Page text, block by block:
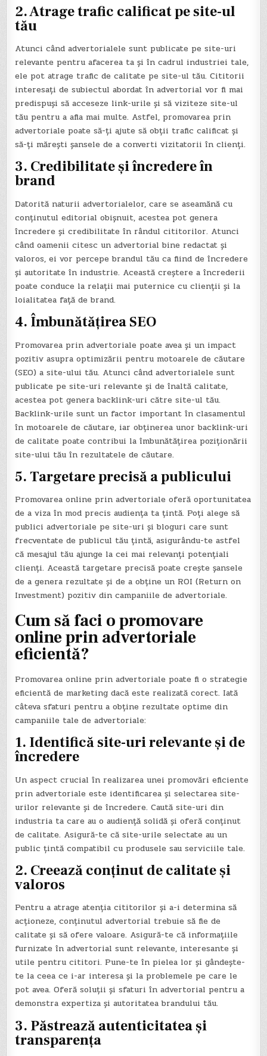
2. Atrage trafic calificat pe site-ul
tău
Atunci când advertorialele sunt publicate pe site-uri
relevante pentru afacerea ta și în cadrul industriei tale,
ele pot atrage trafic de calitate pe site-ul tău. Cititorii
interesați de subiectul abordat în advertorial vor fi mai
predispuși să acceseze link-urile și să viziteze site-ul
tău pentru a afla mai multe. Astfel, promovarea prin
advertoriale poate să-ți ajute să obții trafic calificat și
să-ți mărești șansele de a converti vizitatorii în clienți.
3. Credibilitate și încredere în
brand
Datorită naturii advertorialelor, care se aseamănă cu
conținutul editorial obișnuit, acestea pot genera
încredere și credibilitate în rândul cititorilor. Atunci
când oamenii citesc un advertorial bine redactat și
valoros, ei vor percepe brandul tău ca fiind de încredere
și autoritate în industrie. Această creștere a încrederii
poate conduce la relații mai puternice cu clienții și la
loialitatea față de brand.
4. Îmbunătățirea SEO
Promovarea prin advertoriale poate avea și un impact
pozitiv asupra optimizării pentru motoarele de căutare
(SEO) a site-ului tău. Atunci când advertorialele sunt
publicate pe site-uri relevante și de înaltă calitate,
acestea pot genera backlink-uri către site-ul tău.
Backlink-urile sunt un factor important în clasamentul
în motoarele de căutare, iar obținerea unor backlink-uri
de calitate poate contribui la îmbunătățirea poziționării
site-ului tău în rezultatele de căutare.
5. Targetare precisă a publicului
Promovarea online prin advertoriale oferă oportunitatea
de a viza în mod precis audiența ta țintă. Poți alege să
publici advertoriale pe site-uri și bloguri care sunt
frecventate de publicul tău țintă, asigurându-te astfel
că mesajul tău ajunge la cei mai relevanți potențiali
clienți. Această targetare precisă poate crește șansele
de a genera rezultate și de a obține un ROI (Return on
Investment) pozitiv din campaniile de advertoriale.
Cum să faci o promovare
online prin advertoriale
eficientă?
Promovarea online prin advertoriale poate fi o strategie
eficientă de marketing dacă este realizată corect. Iată
câteva sfaturi pentru a obține rezultate optime din
campaniile tale de advertoriale:
1. Identifică site-uri relevante și de
încredere
Un aspect crucial în realizarea unei promovări eficiente
prin advertoriale este identificarea și selectarea site-
urilor relevante și de încredere. Caută site-uri din
industria ta care au o audiență solidă și oferă conținut
de calitate. Asigură-te că site-urile selectate au un
public țintă compatibil cu produsele sau serviciile tale.
2. Creează conținut de calitate și
valoros
Pentru a atrage atenția cititorilor și a-i determina să
acționeze, conținutul advertorial trebuie să fie de
calitate și să ofere valoare. Asigură-te că informațiile
furnizate în advertorial sunt relevante, interesante și
utile pentru cititori. Pune-te în pielea lor și gândește-
te la ceea ce i-ar interesa și la problemele pe care le
pot avea. Oferă soluții și sfaturi în advertorial pentru a
demonstra expertiza și autoritatea brandului tău.
3. Păstrează autenticitatea și
transparența